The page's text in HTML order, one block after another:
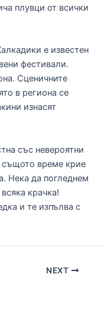
плувци от всички
е известен
фестивали.
Сценичните
в региона се
изнасят
със невероятни
същото време крие
Нека да погледнем
крачка!
и те изпълва с
NEXT